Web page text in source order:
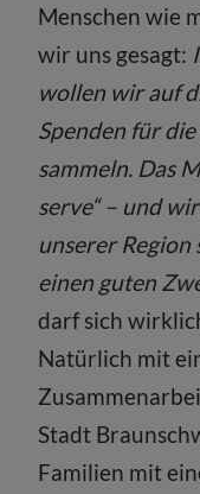
Menschen wie
wir uns gesagt:
wollen wir auf
Spenden für
sammeln. Das
serve“ – und
unserer Region
einen guten
darf sich
Natürlich mit
Stadt
Familien mit